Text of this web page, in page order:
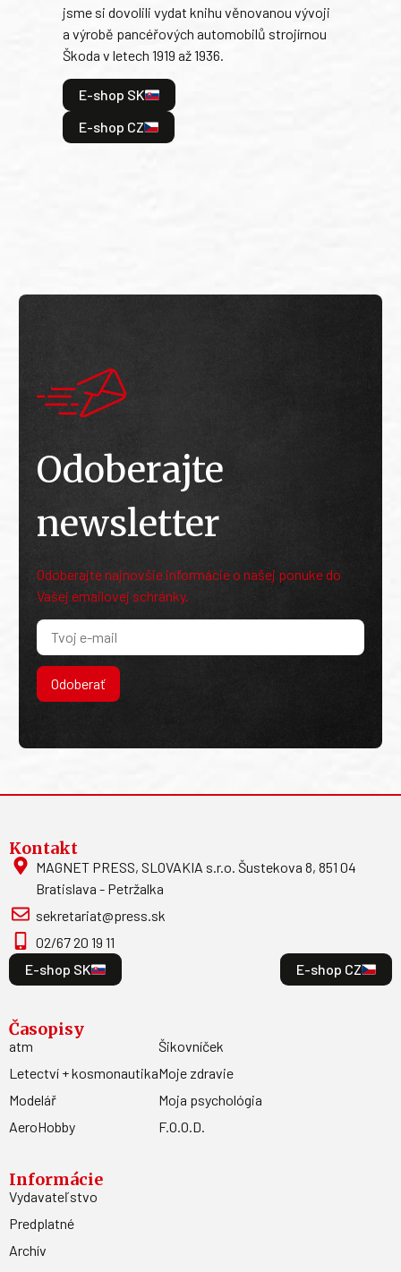
jsme si dovolili vydat knihu věnovanou vývoji
a výrobě pancéřových automobilů strojírnou
Škoda v letech 1919 až 1936.
E-shop SK
E-shop CZ
Odoberajte
newsletter
Odoberajte najnovšie informácie o našej ponuke do
Vašej emailovej schránky.
Odoberať
Kontakt
MAGNET PRESS, SLOVAKIA s.r.o. Šustekova 8, 851 04
Bratislava - Petržalka
sekretariat@press.sk
02/67 20 19 11
E-shop SK
E-shop CZ
Časopisy
atm
Letectví + kosmonautika
Modelář
AeroHobby
Šikovníček
Moje zdravie
Moja psychológia
F.O.O.D.
Informácie
Vydavateľstvo
Predplatné
Archív